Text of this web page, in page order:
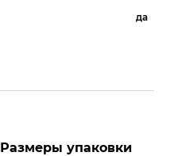
да
Размеры упаковки